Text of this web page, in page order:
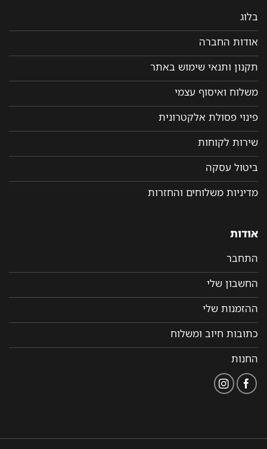
בלוג
אודות החברה
תקנון ותנאי שימוש באתר
משלוח ואיסוף עצמי
פינוי פסולת אלקטרונית
שירות לקוחות
ביטול עסקה
מדיניות משלוחים והחזרות
אודות
התחבר
החשבון שלי
ההזמנות שלי
כתובות חיוב ומשלוח
החנות